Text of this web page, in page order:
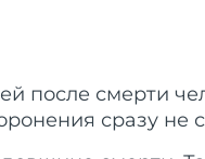
после смерти
сразу не